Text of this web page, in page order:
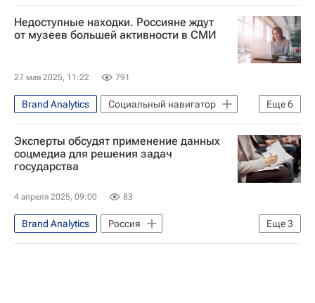
Общество
Недоступные находки. Россияне ждут
от музеев большей активности в СМИ
27 мая 2025, 11:22 791
Еще6
Brand Analytics
Социальный навигатор
Общество
Россия
Рейтинг
достижения
Александр Невский
Николай Чудотворец
Эксперты обсудят применение данных
соцмедиа для решения задач
государства
4 апреля 2025, 09:00 83
Еще3
Brand Analytics
Россия
Социальный навигатор
Медиа